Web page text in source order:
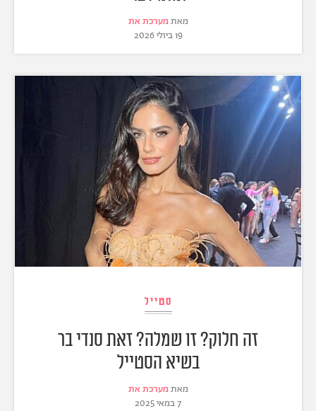
מאת מערכת את
19 ביולי 2026
סטייל
זה חלוק? זו שמלה? זאת סנדי בר
בשיא הסטייל
מאת מערכת את
7 במאי 2025